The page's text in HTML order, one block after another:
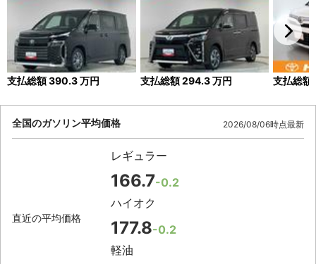
支払総額390.3万円 支払総額294.3万円 支払総額
全国のガソリン平均価格 2026/08/06時点最新
直近の平均価格
レギュラー
166.7-0.2
ハイオク
177.8-0.2
軽油